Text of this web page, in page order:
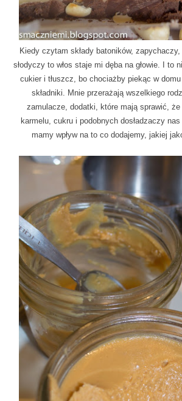
Kiedy czytam składy batoników,
słodyczy to włos staje mi dęba na głowie. I to
cukier i tłuszcz, bo chociażby piekąc w
składniki. Mnie przerażają wszelkiego
zamulacze, dodatki, które mają sprawić,
karmelu, cukru i podobnych dosładzaczy
mamy wpływ na to co dodajemy, jakiej